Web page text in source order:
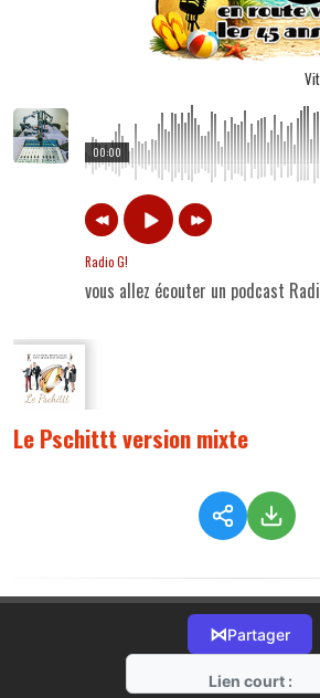
00:00
Radio G!
vous allez écouter un podcast
Le Pschittt version mixte
⋈Partager
Lien court :